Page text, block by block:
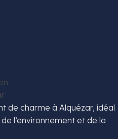
de charme à Alquézar, idéal
l’environnement et de la